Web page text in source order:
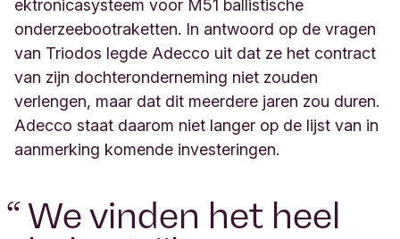
ektronicasysteem voor M51 ballistische
onderzeebootraketten. In antwoord op de vragen
van Triodos legde Adecco uit dat ze het contract
van zijn dochteronderneming niet zouden
verlengen, maar dat dit meerdere jaren zou duren.
Adecco staat daarom niet langer op de lijst van in
aanmerking komende investeringen.
“We vinden het heel